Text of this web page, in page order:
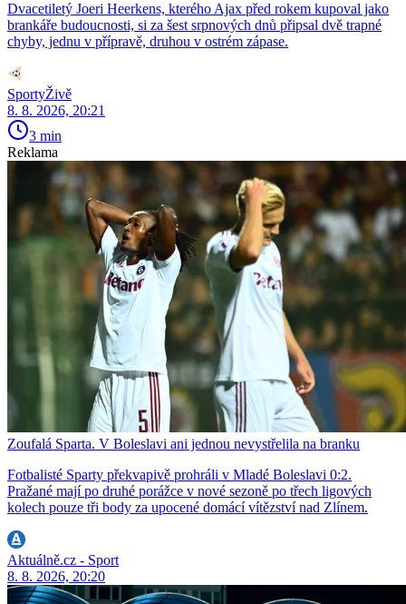
Dvacetiletý Joeri Heerkens, kterého Ajax před rokem kupoval jako
brankáře budoucnosti, si za šest srpnových dnů připsal dvě trapné
chyby, jednu v přípravě, druhou v ostrém zápase.
SportyŽivě
8. 8. 2026, 20:21
3 min
Reklama
Zoufalá Sparta. V Boleslavi ani jednou nevystřelila na branku
Fotbalisté Sparty překvapivě prohráli v Mladé Boleslavi 0:2.
Pražané mají po druhé porážce v nové sezoně po třech ligových
kolech pouze tři body za upocené domácí vítězství nad Zlínem.
Aktuálně.cz - Sport
8. 8. 2026, 20:20